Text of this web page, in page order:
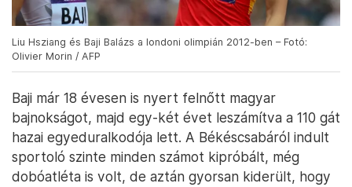
Liu Hsziang és Baji Balázs a londoni olimpián 2012-ben – Fotó:
Olivier Morin / AFP
Baji már 18 évesen is nyert felnőtt magyar
bajnokságot, majd egy-két évet leszámítva a 110 gát
hazai egyeduralkodója lett. A Békéscsabáról indult
sportoló szinte minden számot kipróbált, még
dobóatléta is volt, de aztán gyorsan kiderült, hogy